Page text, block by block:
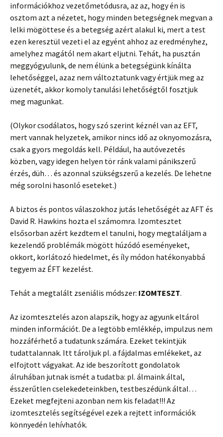
információkhoz vezetőmetódusra, az az, hogy én is
osztom azt a nézetet, hogy minden betegségnek megvan a
lelki mögöttese és a betegség azért alakul ki, mert a test
ezen keresztül vezeti el az egyént ahhoz az eredményhez,
amelyhez magától nem akart eljutni. Tehát, ha pusztán
meggyógyulunk, de nem élünk a betegségünk kínálta
lehetőséggel, azaz nem változtatunk vagy értjük meg az
üzenetét, akkor komoly tanulási lehetőségtől fosztjuk
meg magunkat.
(Olykor csodálatos, hogy szó szerint kéznél van az EFT,
mert vannak helyzetek, amikor nincs idő az oknyomozásra,
csak a gyors megoldás kell. Például, ha autóvezetés
közben, vagy idegen helyen tör ránk valami pánikszerű
érzés, düh… és azonnal szükségszerű a kezelés. De lehetne
még sorolni hasonló eseteket.)
A biztos és pontos válaszokhoz jutás lehetőségét az AFT és
David R. Hawkins hozta el számomra. Izomtesztet
elsősorban azért kezdtem el tanulni, hogy megtaláljam a
kezelendő problémák mögött húzódó eseményeket,
okkort, korlátozó hiedelmet, és íly módon hatékonyabbá
tegyem az ÉFT kezelést.
Tehát a megtalált zseniális módszer: IZOMTESZT.
Az izomtesztelés azon alapszik, hogy az agyunk eltárol
minden információt. De a legtöbb emlékkép, impulzus nem
hozzáférhető a tudatunk számára. Ezeket tekintjük
tudattalannak. Itt tároljuk pl. a fájdalmas emlékeket, az
elfojtott vágyakat. Az ide beszorított gondolatok
álruhában jutnak ismét a tudatba: pl. álmaink által,
ésszerűtlen cselekedeteinkben, testbeszédünk által…
Ezeket megfejteni azonban nem kis feladat!!! Az
izomtesztelés segítségével ezek a rejtett információk
könnyedén lehívhatók.